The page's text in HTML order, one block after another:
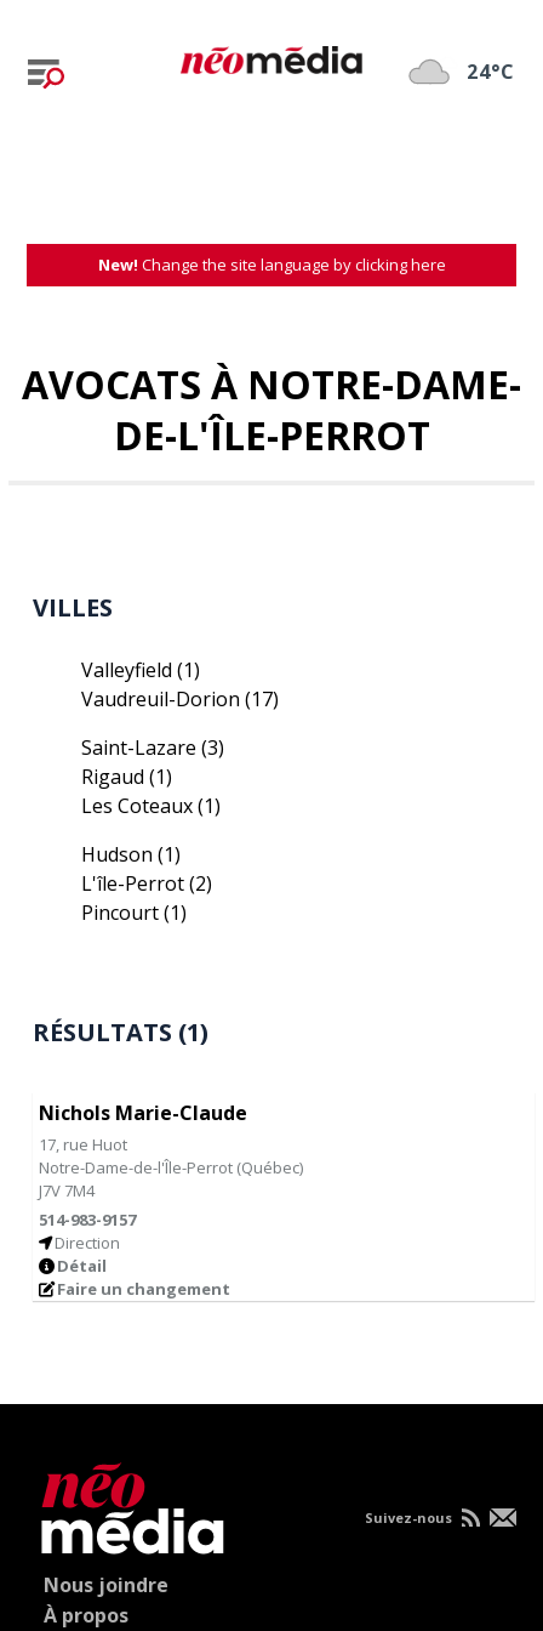
24°C
New! Change the site language by clicking here
AVOCATS À NOTRE-DAME-
DE-L'ÎLE-PERROT
VILLES
Valleyfield(1)
Vaudreuil-Dorion(17)
Saint-Lazare(3)
Rigaud(1)
Les Coteaux(1)
Hudson(1)
L'île-Perrot(2)
Pincourt(1)
RÉSULTATS (1)
Nichols Marie-Claude
17, rue Huot
Notre-Dame-de-l'Île-Perrot (Québec)
J7V 7M4
514-983-9157
Direction
Détail
Faire un changement
Nous joindre
À propos
Suivez-nous